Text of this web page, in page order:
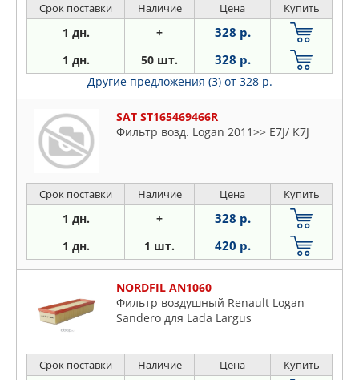
Срок поставки Наличие Цена Купить
1 дн. + 328 р.
1 дн. 50 шт. 328 р.
Другие предложения (3) от 328 р.
SAT ST165469466R
Фильтр возд. Logan 2011>> E7J/ K7J
Срок поставки Наличие Цена Купить
1 дн. + 328 р.
1 дн. 1 шт. 420 р.
NORDFIL AN1060
Фильтр воздушный Renault Logan
Sandero для Lada Largus
Срок поставки Наличие Цена Купить